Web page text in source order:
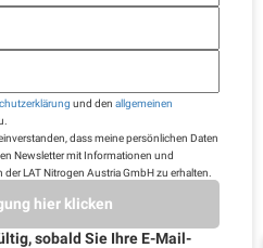
und den allgemeinen
dass meine persönlichen Daten
Newsletter mit Informationen und
LAT Nitrogen Austria GmbH zu erhalten.
hier klicken
sobald Sie Ihre E-Mail-